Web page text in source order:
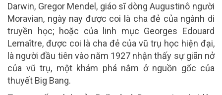
Darwin, Gregor Mendel, giáo sĩ dòng Augustinô người
Moravian, ngày nay được coi là cha đẻ của ngành di
truyền học; hoặc của linh mục Georges Edouard
Lemaître, được coi là cha đẻ của vũ trụ học hiện đại,
là người đầu tiên vào năm 1927 nhận thấy sự giãn nở
của vũ trụ, một khám phá nằm ở nguồn gốc của
thuyết Big Bang.